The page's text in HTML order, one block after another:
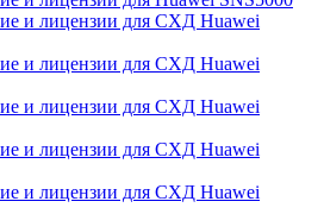
и лицензии для СХД Huawei
и лицензии для СХД Huawei
и лицензии для СХД Huawei
и лицензии для СХД Huawei
и лицензии для СХД Huawei